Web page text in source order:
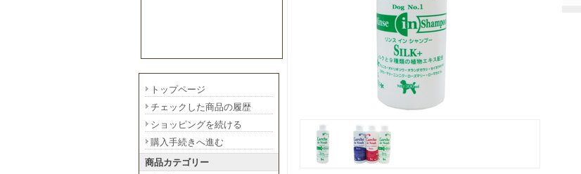
トップページ
チェックした商品の履歴
ショッピングを続ける
購入手続きへ進む
商品カテゴリー